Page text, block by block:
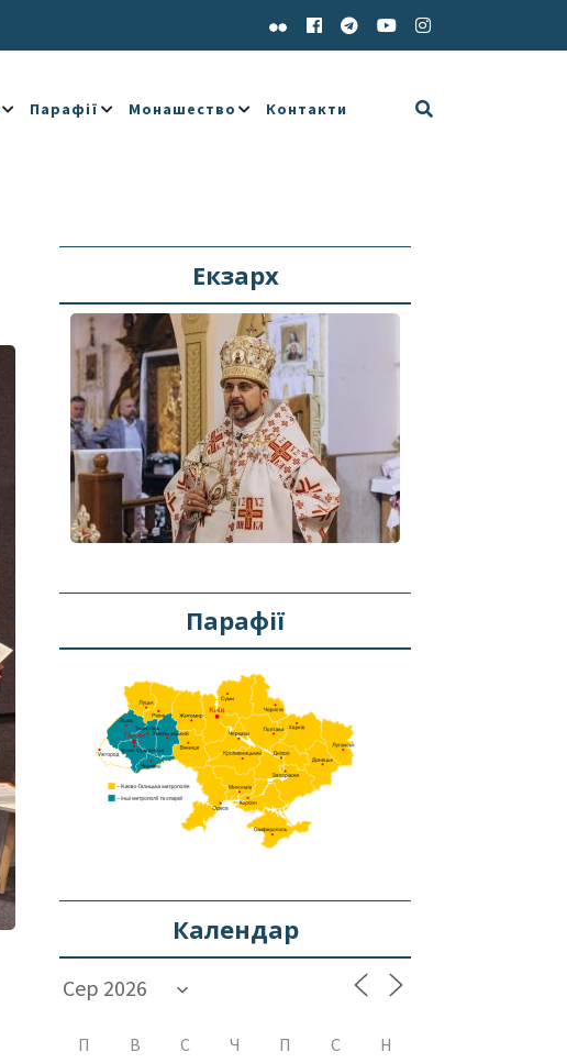
Парафії Монашество Контакти
Екзарх
Парафії
Календар
П В С Ч П С Н